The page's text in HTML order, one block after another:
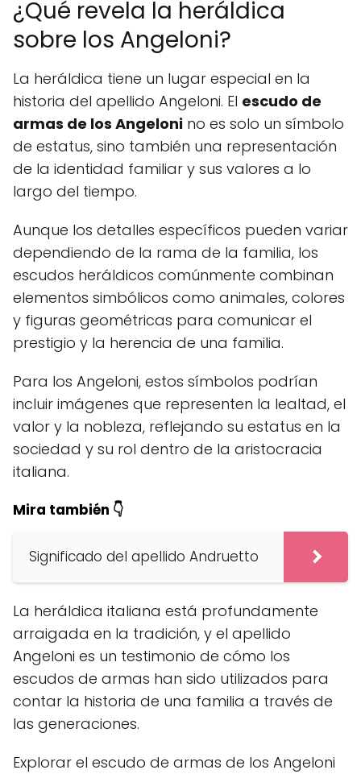
¿Qué revela la heráldica
sobre los Angeloni?
La heráldica tiene un lugar especial en la
historia del apellido Angeloni. El escudo de
armas de los Angeloni no es solo un símbolo
de estatus, sino también una representación
de la identidad familiar y sus valores a lo
largo del tiempo.
Aunque los detalles específicos pueden variar
dependiendo de la rama de la familia, los
escudos heráldicos comúnmente combinan
elementos simbólicos como animales, colores
y figuras geométricas para comunicar el
prestigio y la herencia de una familia.
Para los Angeloni, estos símbolos podrían
incluir imágenes que representen la lealtad, el
valor y la nobleza, reflejando su estatus en la
sociedad y su rol dentro de la aristocracia
italiana.
Mira también 👇
Significado del apellido Andruetto
La heráldica italiana está profundamente
arraigada en la tradición, y el apellido
Angeloni es un testimonio de cómo los
escudos de armas han sido utilizados para
contar la historia de una familia a través de
las generaciones.
Explorar el escudo de armas de los Angeloni